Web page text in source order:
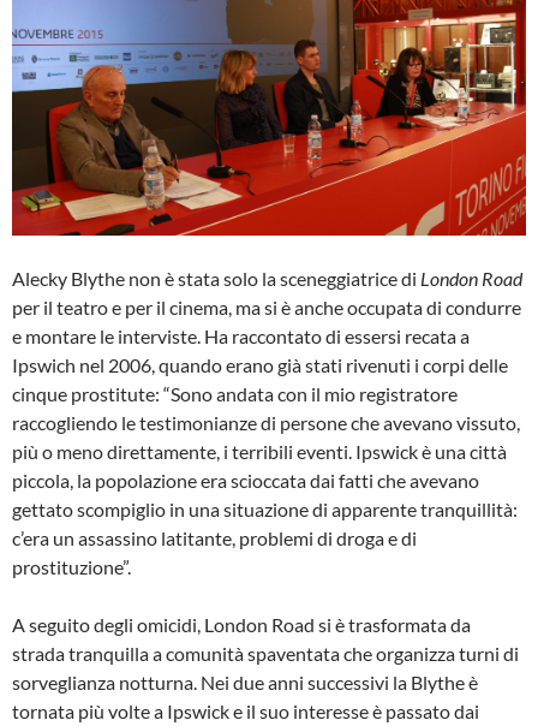
Alecky Blythe non è stata solo la sceneggiatrice di London Road
per il teatro e per il cinema, ma si è anche occupata di condurre
e montare le interviste. Ha raccontato di essersi recata a
Ipswich nel 2006, quando erano già stati rivenuti i corpi delle
cinque prostitute: “Sono andata con il mio registratore
raccogliendo le testimonianze di persone che avevano vissuto,
più o meno direttamente, i terribili eventi. Ipswick è una città
piccola, la popolazione era scioccata dai fatti che avevano
gettato scompiglio in una situazione di apparente tranquillità:
c’era un assassino latitante, problemi di droga e di
prostituzione”.
A seguito degli omicidi, London Road si è trasformata da
strada tranquilla a comunità spaventata che organizza turni di
sorveglianza notturna. Nei due anni successivi la Blythe è
tornata più volte a Ipswick e il suo interesse è passato dai